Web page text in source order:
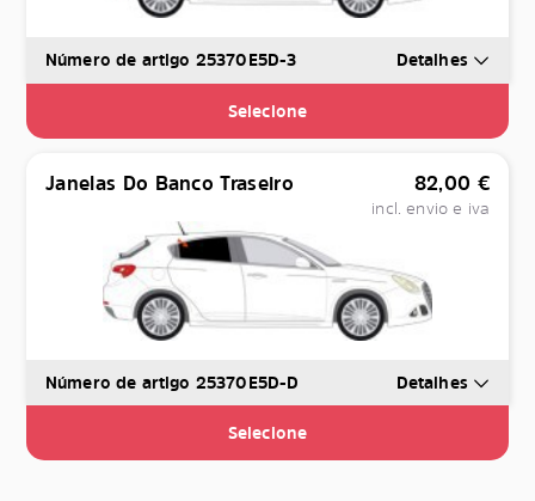
Número de artigo 25370E5D-3 Detalhes
Selecione
Janelas Do Banco Traseiro 82,00 €
incl. envio e iva
Número de artigo 25370E5D-D Detalhes
Selecione